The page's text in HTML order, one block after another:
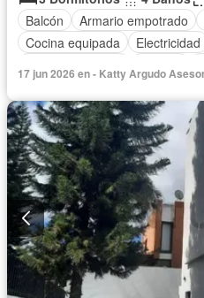
Balcón
Armario empotrado
Cocina equipada
Electricidad
Área para niños
Acceso para personas con
Garita de guardianía
Gimnasio
Wifi
17 jun 2026 en - Katty Argudo